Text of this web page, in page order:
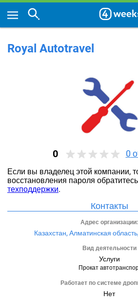
Royal Autotravel
0 0
Если вы владелец этой компании,
восстановления пароля
техподдержки.
Контакты
Адрес организации:
Казахстан, Алматинская
Вид деятельности
Услуги
Прокат
Работает по системе
Нет